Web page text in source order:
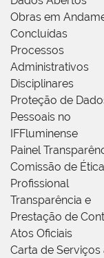
Obras em
Concluídas
Processos
Administrativos
Disciplinares
Proteção de
Pessoais no
IFFluminense
Painel
Comissão de Ética
Profissional
Transparência e
Prestação de
Atos Oficiais
Carta de Serviços